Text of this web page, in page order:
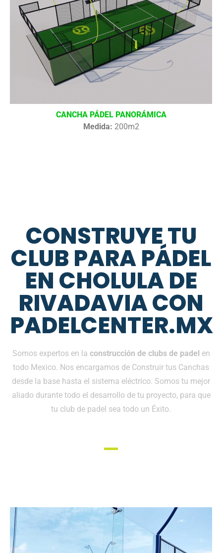
CANCHA PÁDEL PANORÁMICA
Medida: 200m2
CONSTRUYE TU
CLUB PARA PÁDEL
EN CHOLULA DE
RIVADAVIA CON
PADELCENTER.MX
Somos expertos en la construcción de clubs de padel en
todo Mexico. Nos encargamos de Construir tus Canchas
desde la base hasta el sistema eléctrico. Somos tu mejor
aliado durante todo el desarrollo de tu proyecto, para que
tu club de padel sea todo un Éxito.